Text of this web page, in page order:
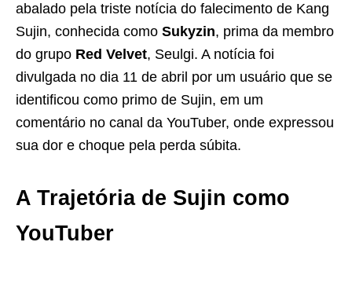
abalado pela triste notícia do falecimento de Kang
Sujin, conhecida como Sukyzin, prima da membro
do grupo Red Velvet, Seulgi. A notícia foi
divulgada no dia 11 de abril por um usuário que se
identificou como primo de Sujin, em um
comentário no canal da YouTuber, onde expressou
sua dor e choque pela perda súbita.
A Trajetória de Sujin como
YouTuber